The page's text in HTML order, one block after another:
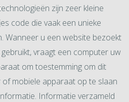
zijn zeer kleine
code die vaak een unieke
Wanneer u een website bezoekt
vraagt een computer uw
om toestemming om dit
mobiele apparaat op te slaan
Informatie verzameld